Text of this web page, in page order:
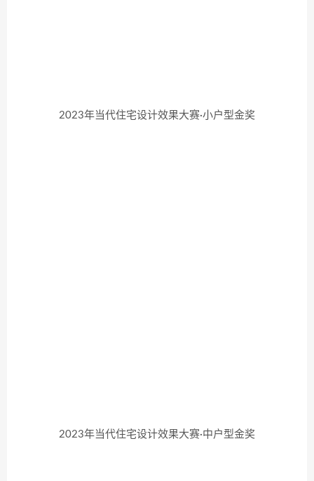
2023年当代住宅设计效果大赛·小户型金奖
2023年当代住宅设计效果大赛·中户型金奖